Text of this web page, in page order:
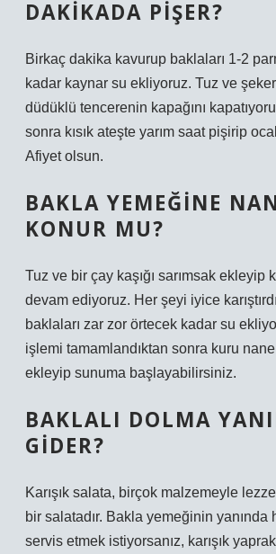
DAKIKADA PIŞER?
Birkaç dakika kavurup baklaları 1-2
kadar kaynar su ekliyoruz. Tuz ve
düdüklü tencerenin kapağını
sonra kısık ateşte yarım saat pişirip
Afiyet olsun.
BAKLA YEMEĞINE
KONUR MU?
Tuz ve bir çay kaşığı sarımsak ekleyip
devam ediyoruz. Her şeyi iyice
baklaları zar zor örtecek kadar su
işlemi tamamlandıktan sonra kuru
ekleyip sunuma başlayabilirsiniz.
BAKLALI DOLMA
GIDER?
Karışık salata, birçok malzemeyle
bir salatadır. Bakla yemeğinin yanında
servis etmek istiyorsanız, karışık